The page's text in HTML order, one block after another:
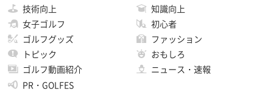
技術向上
知識向上
女子ゴルフ
初心者
ゴルフグッズ
ファッション
トピック
おもしろ
ゴルフ動画紹介
ニュース・速報
PR・GOLFES